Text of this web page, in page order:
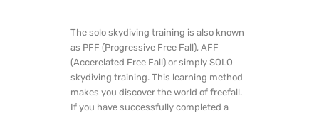
The solo skydiving training is also known
as PFF (Progressive Free Fall), AFF
(Accerelated Free Fall) or simply SOLO
skydiving training. This learning method
makes you discover the world of freefall.
If you have successfully completed a